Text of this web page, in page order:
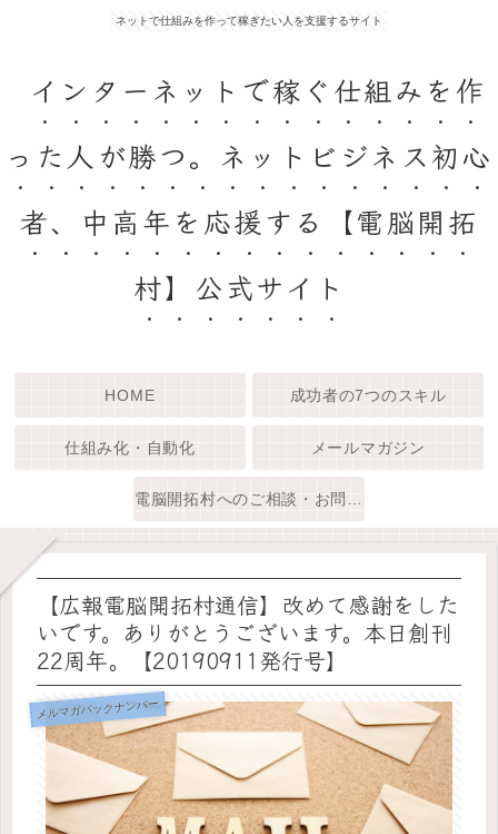
ネットで仕組みを作って稼ぎたい人を支援するサイト
インターネットで稼ぐ仕組みを作
った人が勝つ。ネットビジネス初心
者、中高年を応援する【電脳開拓
村】公式サイト
HOME 成功者の7つのスキル
仕組み化・自動化 メールマガジン
【広報電脳開拓村通信】改めて感謝をした
いです。ありがとうございます。本日創刊
22周年。【20190911発行号】
メルマガバックナンバー